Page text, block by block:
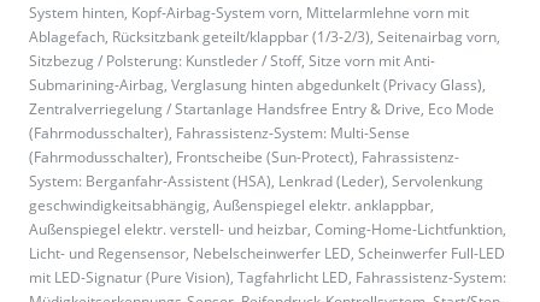
System hinten, Kopf-Airbag-System vorn, Mittelarmlehne vorn mit
Ablagefach, Rücksitzbank geteilt/klappbar (1/3-2/3), Seitenairbag vorn,
Sitzbezug / Polsterung: Kunstleder / Stoff, Sitze vorn mit Anti-
Submarining-Airbag, Verglasung hinten abgedunkelt (Privacy Glass),
Zentralverriegelung / Startanlage Handsfree Entry & Drive, Eco Mode
(Fahrmodusschalter), Fahrassistenz-System: Multi-Sense
(Fahrmodusschalter), Frontscheibe (Sun-Protect), Fahrassistenz-
System: Berganfahr-Assistent (HSA), Lenkrad (Leder), Servolenkung
geschwindigkeitsabhängig, Außenspiegel elektr. anklappbar,
Außenspiegel elektr. verstell- und heizbar, Coming-Home-Lichtfunktion,
Licht- und Regensensor, Nebelscheinwerfer LED, Scheinwerfer Full-LED
mit LED-Signatur (Pure Vision), Tagfahrlicht LED, Fahrassistenz-System: